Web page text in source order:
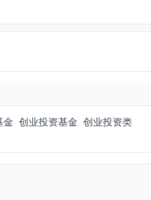
金 创业投资基金 创业投资类